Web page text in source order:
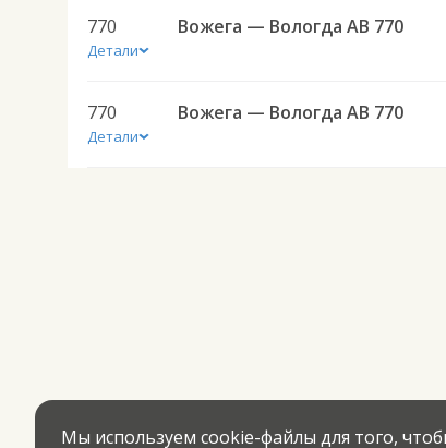
770
Детали
Вожега — Вологда АВ 770
770
Детали
Вожега — Вологда АВ 770
Мы используем cookie-файлы для того,